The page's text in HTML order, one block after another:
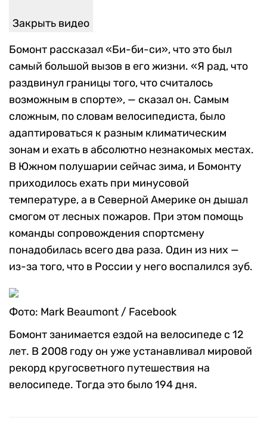
Закрыть видео
Бомонт рассказал «Би-би-си», что это был
самый большой вызов в его жизни. «Я рад, что
раздвинул границы того, что считалось
возможным в спорте», — сказал он. Самым
сложным, по словам велосипедиста, было
адаптироваться к разным климатическим
зонам и ехать в абсолютно незнакомых местах.
В Южном полушарии сейчас зима, и Бомонту
приходилось ехать при минусовой
температуре, а в Северной Америке он дышал
смогом от лесных пожаров. При этом помощь
команды сопровождения спортсмену
понадобилась всего два раза. Один из них —
из-за того, что в России у него воспалился зуб.
Фото: Mark Beaumont / Facebook
Бомонт занимается ездой на велосипеде с 12
лет. В 2008 году он уже устанавливал мировой
рекорд кругосветного путешествия на
велосипеде. Тогда это было 194 дня.